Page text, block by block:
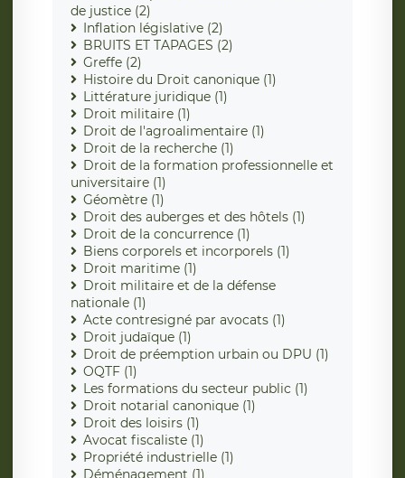
de justice (2)
Inflation législative (2)
BRUITS ET TAPAGES (2)
Greffe (2)
Histoire du Droit canonique (1)
Littérature juridique (1)
Droit militaire (1)
Droit de l'agroalimentaire (1)
Droit de la recherche (1)
Droit de la formation professionnelle et
universitaire (1)
Géomètre (1)
Droit des auberges et des hôtels (1)
Droit de la concurrence (1)
Biens corporels et incorporels (1)
Droit maritime (1)
Droit militaire et de la défense
nationale (1)
Acte contresigné par avocats (1)
Droit judaïque (1)
Droit de préemption urbain ou DPU (1)
OQTF (1)
Les formations du secteur public (1)
Droit notarial canonique (1)
Droit des loisirs (1)
Avocat fiscaliste (1)
Propriété industrielle (1)
Déménagement (1)